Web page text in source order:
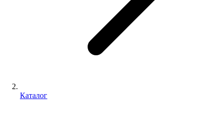
Каталог